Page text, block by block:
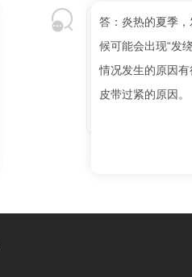
答：炎热的夏季
候可能会出现“发
情况发生的原因
皮带过紧的原因。